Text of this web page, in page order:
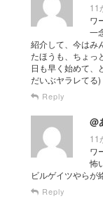
11
ワ
一
紹介して、今はみ
たほうも、ちょっ
日も早く始めて、
だいぶヤラレてる)
Reply
@
11
ワ
怖
ビルゲイツやらが
Reply